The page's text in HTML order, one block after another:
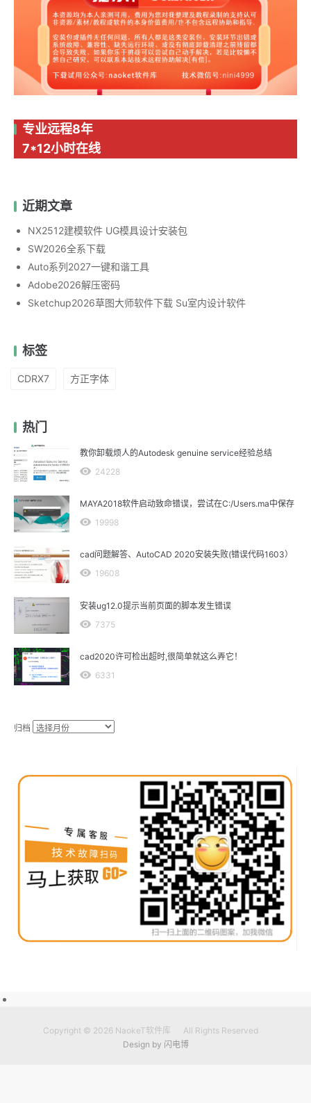
专业远程8年
7*12小时在线
近期文章
NX2512建模软件 UG模具设计安装包
SW2026全系下载
Auto系列2027一键和谐工具
Adobe2026解压密码
Sketchup2026草图大师软件下载 Su室内设计软件
标签
CDRX7 方正字体
热门
教你卸载烦人的Autodesk genuine service经验总结
24228
MAYA2018软件启动致命错误，尝试在C:/Users.ma中保存
19998
cad问题解答、AutoCAD 2020安装失败(错误代码1603）
19608
安装ug12.0提示当前页面的脚本发生错误
7375
cad2020许可检出超时,很简单就这么弄它！
6331
归档
Copyright © 2026 NaokeT软件库
All Rights Reserved
Design by 闪电博